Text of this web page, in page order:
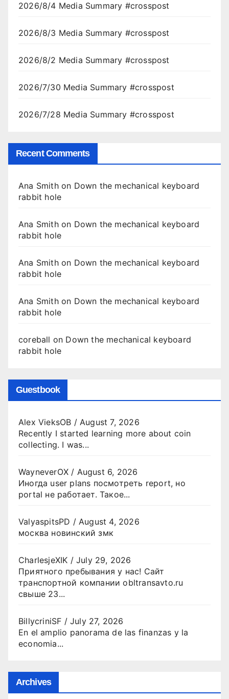
2026/8/4 Media Summary #crosspost
2026/8/3 Media Summary #crosspost
2026/8/2 Media Summary #crosspost
2026/7/30 Media Summary #crosspost
2026/7/28 Media Summary #crosspost
Recent Comments
Ana Smithon Down the mechanical keyboard
rabbit hole
Ana Smithon Down the mechanical keyboard
rabbit hole
Ana Smithon Down the mechanical keyboard
rabbit hole
Ana Smithon Down the mechanical keyboard
rabbit hole
coreball on Down the mechanical keyboard
rabbit hole
Guestbook
Alex VieksOB / August 7, 2026
Recently I started learning more about coin
collecting. I was...
WayneverOX / August 6, 2026
Иногда user plans посмотреть report, но
portal не работает. Такое...
ValyaspitsPD / August 4, 2026
москва новинский змк
CharlesjeXIK /July 29, 2026
Приятного пребывания у нас! Сайт
транспортной компании obltransavto.ru
свыше 23...
BillycriniSF /July 27, 2026
En el amplio panorama de las finanzas y la
economia...
Archives